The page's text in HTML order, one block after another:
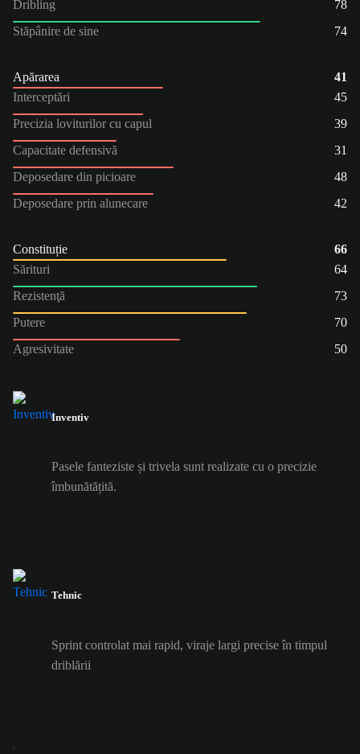
Dribling
78
Stăpânire de sine
74
Apărarea
41
Interceptări
45
Precizia loviturilor cu capul
39
Capacitate defensivă
31
Deposedare din picioare
48
Deposedare prin alunecare
42
Constituție
66
Sărituri
64
Rezistenţă
73
Putere
70
Agresivitate
50
Inventiv
Pasele fanteziste și trivela sunt realizate cu o precizie
îmbunătățită.
Tehnic
Sprint controlat mai rapid, viraje largi precise în timpul
driblării